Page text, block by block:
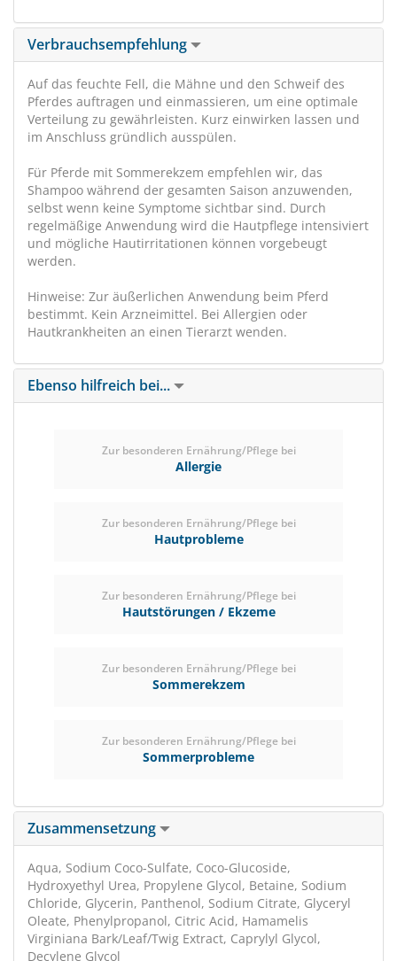
Verbrauchsempfehlung
Auf das feuchte Fell, die Mähne und den Schweif des
Pferdes auftragen und einmassieren, um eine optimale
Verteilung zu gewährleisten. Kurz einwirken lassen und
im Anschluss gründlich ausspülen.
Für Pferde mit Sommerekzem empfehlen wir, das
Shampoo während der gesamten Saison anzuwenden,
selbst wenn keine Symptome sichtbar sind. Durch
regelmäßige Anwendung wird die Hautpflege intensiviert
und mögliche Hautirritationen können vorgebeugt
werden.
Hinweise: Zur äußerlichen Anwendung beim Pferd
bestimmt. Kein Arzneimittel. Bei Allergien oder
Hautkrankheiten an einen Tierarzt wenden.
Ebenso hilfreich bei...
Zur besonderen Ernährung/Pflege bei
Allergie
Zur besonderen Ernährung/Pflege bei
Hautprobleme
Zur besonderen Ernährung/Pflege bei
Hautstörungen / Ekzeme
Zur besonderen Ernährung/Pflege bei
Sommerekzem
Zur besonderen Ernährung/Pflege bei
Sommerprobleme
Zusammensetzung
Aqua, Sodium Coco-Sulfate, Coco-Glucoside,
Hydroxyethyl Urea, Propylene Glycol, Betaine, Sodium
Chloride, Glycerin, Panthenol, Sodium Citrate, Glyceryl
Oleate, Phenylpropanol, Citric Acid, Hamamelis
Virginiana Bark/Leaf/Twig Extract, Caprylyl Glycol,
Decylene Glycol